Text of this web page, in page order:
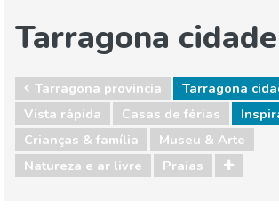
Tarragona cidade
Tarragona provincia
Tarragona
Vista rápida
Casas de férias
Crianças & família
Museu & Arte
Natureza e ar livre
Praias